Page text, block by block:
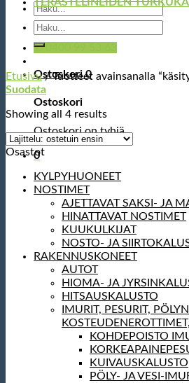
Etsi:
✆ 0400 99 53 63
Ostoskori0
Ostoskori
Ostoskori on tyhjä.
0
Etsi:
Etusivu /Tuotteet avainsanalla
Suodata
Showing all 4 results
Osastot
KYLPYHUONEET
NOSTIMET
AJETTAVAT SAKSI- JA
HINATTAVAT NOSTIMET
KUUKULKIJAT
NOSTO- JA
RAKENNUSKONEET
AUTOT
HIOMA- JA
HITSAUSKALUSTO
IMURIT, PESURIT,
KOHDEPOISTO
KUIVAUSKALUSTO
PÖLY- JA VESI-